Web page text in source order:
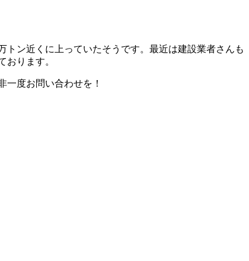
ン近くに上っていたそうです。最近は建設業者さんも
ります。
一度お問い合わせを！